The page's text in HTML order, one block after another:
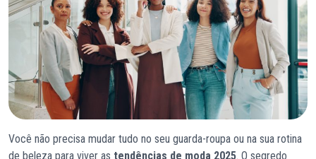
Você não precisa mudar tudo no seu guarda-roupa ou na sua rotina
de beleza para viver as tendências de moda 2025. O segredo